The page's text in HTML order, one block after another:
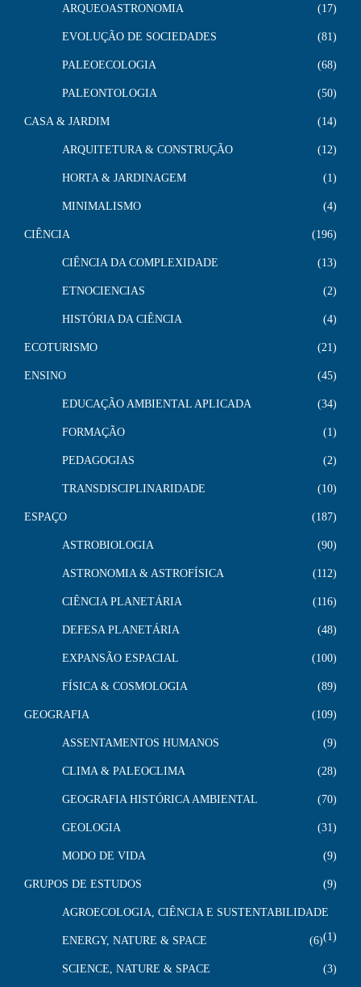
ARQUEOASTRONOMIA 17
EVOLUÇÃO DE SOCIEDADES 81
PALEOECOLOGIA 68
PALEONTOLOGIA 50
CASA & JARDIM 14
ARQUITETURA & CONSTRUÇÃO 12
HORTA & JARDINAGEM 1
MINIMALISMO 4
CIÊNCIA 196
CIÊNCIA DA COMPLEXIDADE 13
ETNOCIENCIAS 2
HISTÓRIA DA CIÊNCIA 4
ECOTURISMO 21
ENSINO 45
EDUCAÇÃO AMBIENTAL APLICADA 34
FORMAÇÃO 1
PEDAGOGIAS 2
TRANSDISCIPLINARIDADE 10
ESPAÇO 187
ASTROBIOLOGIA 90
ASTRONOMIA & ASTROFÍSICA 112
CIÊNCIA PLANETÁRIA 116
DEFESA PLANETÁRIA 48
EXPANSÃO ESPACIAL 100
FÍSICA & COSMOLOGIA 89
GEOGRAFIA 109
ASSENTAMENTOS HUMANOS 9
CLIMA & PALEOCLIMA 28
GEOGRAFIA HISTÓRICA AMBIENTAL 70
GEOLOGIA 31
MODO DE VIDA 9
GRUPOS DE ESTUDOS 9
AGROECOLOGIA, CIÊNCIA E SUSTENTABILIDADE
1
ENERGY, NATURE & SPACE 6
SCIENCE, NATURE & SPACE 3